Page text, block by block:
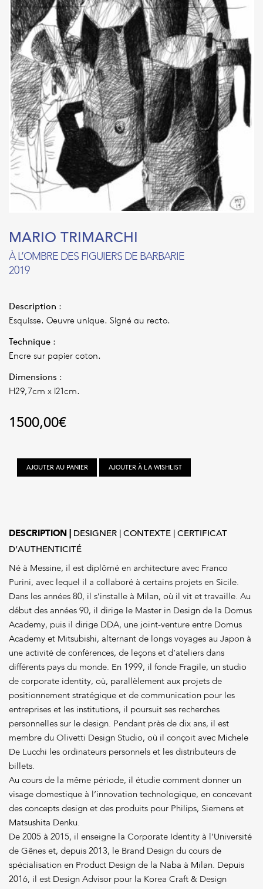
MARIO TRIMARCHI
À L’OMBRE DES FIGUIERS DE BARBARIE
2019
Description :
Esquisse. Oeuvre unique. Signé au recto.
Technique :
Encre sur papier coton.
Dimensions :
H29,7cm x l21cm.
1500,00€
quantité
de
FIGUIERS
DE
BARBARIE
AJOUTER AU PANIER AJOUTER À LA WISHLIST
DESCRIPTION DESIGNER CONTEXTE
CERTIFICAT
D’AUTHENTICITÉ
Né à Messine, il est diplômé en architecture avec Franco
Purini, avec lequel il a collaboré à certains projets en Sicile.
Dans les années 80, il s’installe à Milan, où il vit et travaille. Au
début des années 90, il dirige le Master in Design de la Domus
Academy, puis il dirige DDA, une joint-venture entre Domus
Academy et Mitsubishi, alternant de longs voyages au Japon à
une activité de conférences, de leçons et d’ateliers dans
différents pays du monde. En 1999, il fonde Fragile, un studio
de corporate identity, où, parallèlement aux projets de
positionnement stratégique et de communication pour les
entreprises et les institutions, il poursuit ses recherches
personnelles sur le design. Pendant près de dix ans, il est
membre du Olivetti Design Studio, où il conçoit avec Michele
De Lucchi les ordinateurs personnels et les distributeurs de
billets.
Au cours de la même période, il étudie comment donner un
visage domestique à l’innovation technologique, en concevant
des concepts design et des produits pour Philips, Siemens et
Matsushita Denku.
De 2005 à 2015, il enseigne la Corporate Identity à l’Université
de Gênes et, depuis 2013, le Brand Design du cours de
spécialisation en Product Design de la Naba à Milan. Depuis
2016, il est Design Advisor pour la Korea Craft & Design